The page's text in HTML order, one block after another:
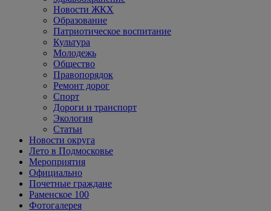
Новости ЖКХ
Образование
Патриотическое воспитание
Культура
Молодежь
Общество
Правопорядок
Ремонт дорог
Спорт
Дороги и транспорт
Экология
Статьи
Новости округа
Лето в Подмосковье
Мероприятия
Официально
Почетные граждане
Раменское 100
Фотогалерея